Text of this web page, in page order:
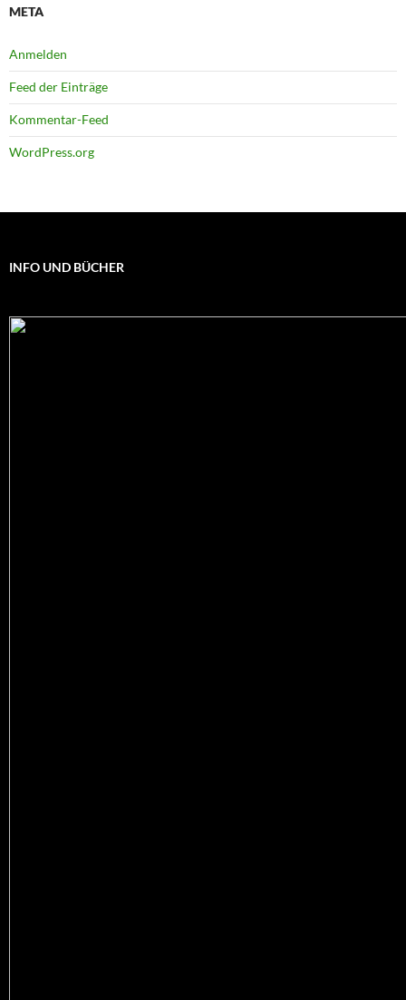
META
Anmelden
Feed der Einträge
Kommentar-Feed
WordPress.org
INFO UND BÜCHER